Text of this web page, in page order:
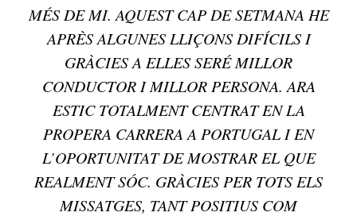
MÉS DE MI. AQUEST CAP DE SETMANA HE
APRÈS ALGUNES LLIÇONS DIFÍCILS I
GRÀCIES A ELLES SERÉ MILLOR
CONDUCTOR I MILLOR PERSONA. ARA
ESTIC TOTALMENT CENTRAT EN LA
PROPERA CARRERA A PORTUGAL I EN
L’OPORTUNITAT DE MOSTRAR EL QUE
REALMENT SÓC. GRÀCIES PER TOTS ELS
MISSATGES, TANT POSITIUS COM